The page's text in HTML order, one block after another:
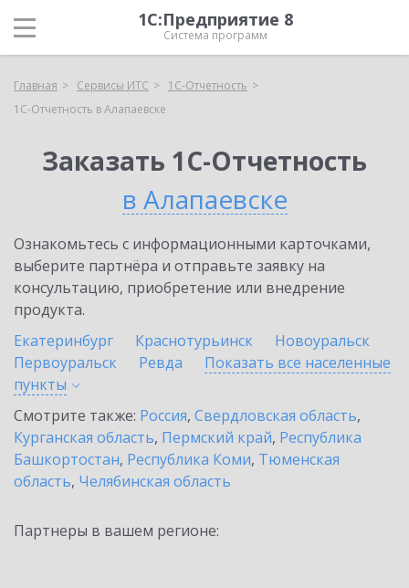
1С:Предприятие 8
Система программ
Главная Сервисы ИТС
1С-Отчетность
1С-Отчетность в Алапаевске
Заказать 1С-Отчетность
в Алапаевске
Ознакомьтесь с информационными карточками,
выберите партнёра и отправьте заявку на
консультацию, приобретение или внедрение
продукта.
Екатеринбург
Краснотурьинск
Новоуральск
Первоуральск
Ревда
Показать все населенные
пункты
Смотрите также: Россия, Свердловская область,
Курганская область, Пермский край, Республика
Башкортостан, Республика Коми, Тюменская
область, Челябинская область
Партнеры в вашем регионе: